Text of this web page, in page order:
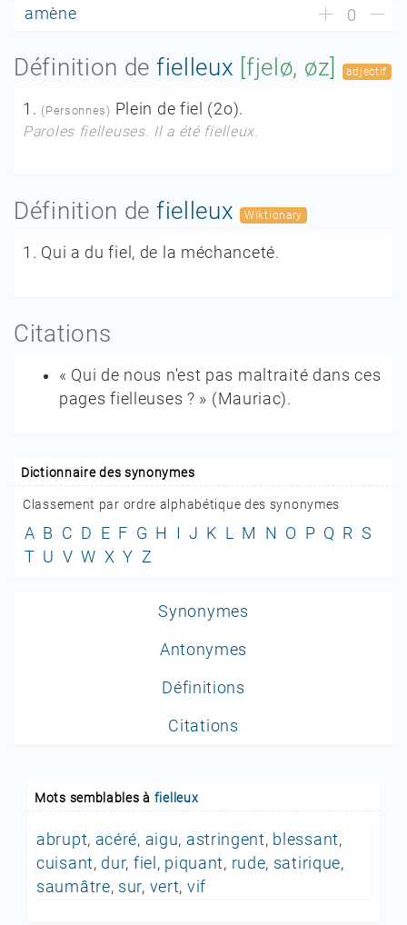
amène
0
Définition de fielleux [fjelø, øz] adjectif
1. (Personnes) Plein de fiel (2o).
Paroles fielleuses. Il a été fielleux.
Définition de fielleux Wiktionary
1. Qui a du fiel, de la méchanceté.
Citations
« Qui de nous n'est pas maltraité dans ces
pages fielleuses ? » (Mauriac).
Dictionnaire des synonymes
Classement par ordre alphabétique des synonymes
A B C D E F G H I J K L M N O P Q R S
T U V W X Y Z
Synonymes
Antonymes
Définitions
Citations
Mots semblables à fielleux
abrupt, acéré, aigu, astringent, blessant,
cuisant, dur, fiel , piquant, rude, satirique,
saumâtre, sur, vert, vif